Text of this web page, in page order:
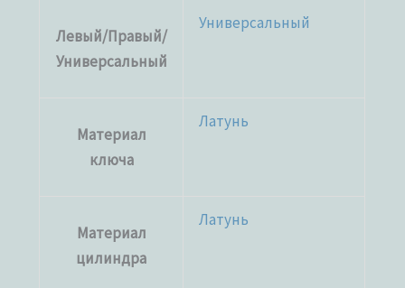
Левый/Правый/
Универсальный
Универсальный
Материал
ключа
Латунь
Материал
цилиндра
Латунь